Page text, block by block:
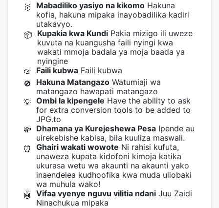
🥇 Mabadiliko yasiyo na kikomo Hakuna
kofia, hakuna mipaka inayobadilika kadiri
utakavyo.
📦 Kupakia kwa Kundi Pakia mizigo ili uweze
kuvuta na kuangusha faili nyingi kwa
wakati mmoja badala ya moja baada ya
nyingine
📂
Faili kubwa Faili kubwa
🚫
Hakuna Matangazo Watumiaji wa
matangazo hawapati matangazo
💡 Ombi la kipengele Have the ability to ask
for extra conversion tools to be added to
JPG.to
💸 Dhamana ya Kurejeshewa Pesa Ipende au
uirekebishe kabisa, bila kuuliza maswali.
⏰
Ghairi wakati wowote Ni rahisi kufuta,
unaweza kupata kidofoni kimoja katika
ukurasa wetu wa akaunti na akaunti yako
inaendelea kudhoofika kwa muda uliobaki
wa muhula wako!
🤖
Vifaa vyenye nguvu vilitia ndani Juu Zaidi
Ninachukua mipaka